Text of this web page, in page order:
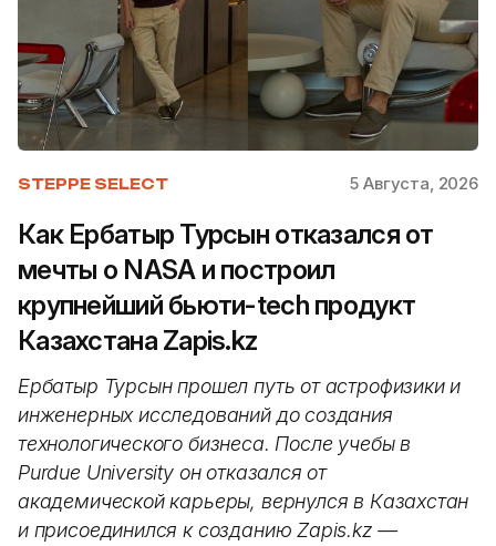
STEPPE SELECT 5 Августа, 2026
Как Ербатыр Турсын отказался от
мечты о NASA и построил
крупнейший бьюти-tech продукт
Казахстана Zapis.kz
Ербатыр Турсын прошел путь от астрофизики и
инженерных исследований до создания
технологического бизнеса. После учебы в
Purdue University он отказался от
академической карьеры, вернулся в Казахстан
и присоединился к созданию Zapis.kz —